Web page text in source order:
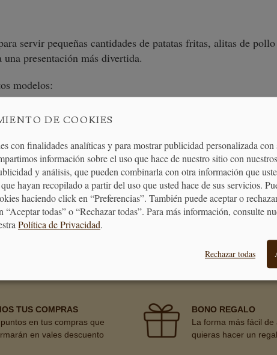
servir pequeñas cantidades de patatas fritas, alitas de
una presentación más divertida.
modelos:
y 10 cm. de altura.
y 6 de altura.
ENTREGA
ENVÍO GRATUITO
TUS COMPRAS
en tus compras que
en vales descuento
BONO REGALO
La forma más fácil de
quieras hacer un
DE COOKIES
con finalidades analíticas y para mostrar publicidad personalizada con
información sobre el uso que hace de nuestro sitio con
y análisis, que pueden combinarla con otra información que
hayan recopilado a partir del uso que usted hace de sus servicios.
haciendo click en “Preferencias”. También puede aceptar o
“Aceptar todas” o “Rechazar todas”. Para más información, consulte
Política de Privacidad.
Rechazar todas